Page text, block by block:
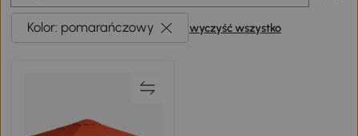
Kolor: pomarańczowy wyczyść wszystko